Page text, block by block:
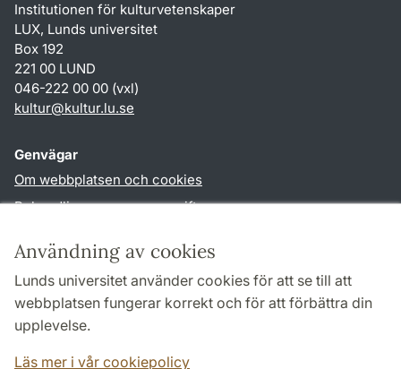
Användning av cookies
Lunds universitet använder cookies för att se till att
webbplatsen fungerar korrekt och för att förbättra din
upplevelse.
Läs mer i vår cookiepolicy
Institutionen för kulturvetenskaper
LUX, Lunds universitet
Box 192
221 00 LUND
046-222 00 00 (vxl)
kultur@kultur.lu.se
Genvägar
Om webbplatsen och cookies
Behandling av personuppgifter
TYPO3-login
Följ oss i sociala medier